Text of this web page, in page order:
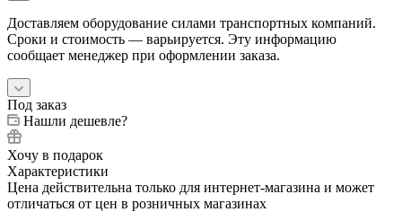
Доставляем оборудование силами транспортных компаний.
Сроки и стоимость — варьируется. Эту информацию
сообщает менеджер при оформлении заказа.
Под заказ
Нашли дешевле?
Хочу в подарок
Характеристики
Цена действительна только для интернет-магазина и может
отличаться от цен в розничных магазинах